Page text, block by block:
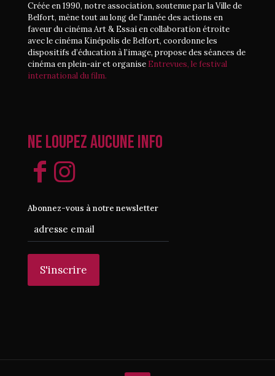
Créée en 1990, notre association, soutenue par la Ville de
Belfort, mène tout au long de l'année des actions en
faveur du cinéma Art & Essai en collaboration étroite
avec le cinéma Kinépolis de Belfort, coordonne les
dispositifs d’éducation à l’image, propose des séances de
cinéma en plein-air et organise Entrevues, le festival
international du film.
Ne loupez aucune info
Abonnez-vous à notre newsletter